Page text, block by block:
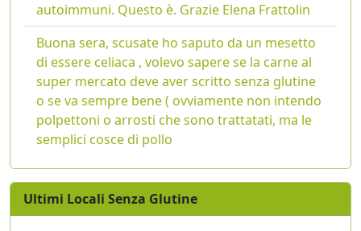
autoimmuni. Questo è. Grazie Elena Frattolin
Buona sera, scusate ho saputo da un mesetto
di essere celiaca , volevo sapere se la carne al
super mercato deve aver scritto senza glutine
o se va sempre bene ( ovviamente non intendo
polpettoni o arrosti che sono trattatati, ma le
semplici cosce di pollo
Ultimi Locali Senza Glutine